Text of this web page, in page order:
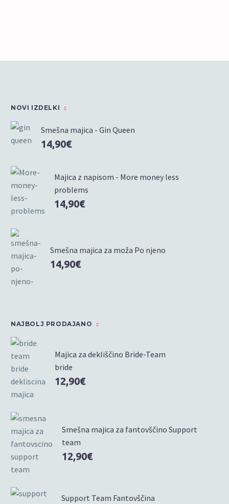
izdelka
NOVI IZDELKI
Smešna majica - Gin Queen
14,90€
Majica z napisom - More money less
problems
14,90€
Smešna majica za moža Po njeno
14,90€
NAJBOLJ PRODAJANO
Majica za dekliščino Bride-Team
bride
12,90€
Smešna majica za fantovščino Support
team
12,90€
Support Team Fantovščina